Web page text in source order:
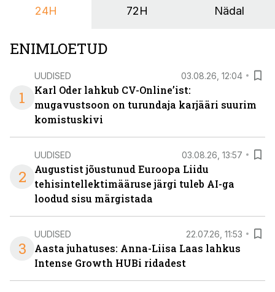
nendele vajadustele vastanud uuendusega, mis pakub
24H 72H Nädal
ENIMLOETUD
1
UUDISED 03.08.26, 12:04
Karl Oder lahkub CV-Online’ist:
mugavustsoon on turundaja karjääri suurim
komistuskivi
2
UUDISED 03.08.26, 13:57
Augustist jõustunud Euroopa Liidu
tehisintellektimääruse järgi tuleb AI-ga
loodud sisu märgistada
3
UUDISED 22.07.26, 11:53
Aasta juhatuses: Anna-Liisa Laas lahkus
Intense Growth HUBi ridadest